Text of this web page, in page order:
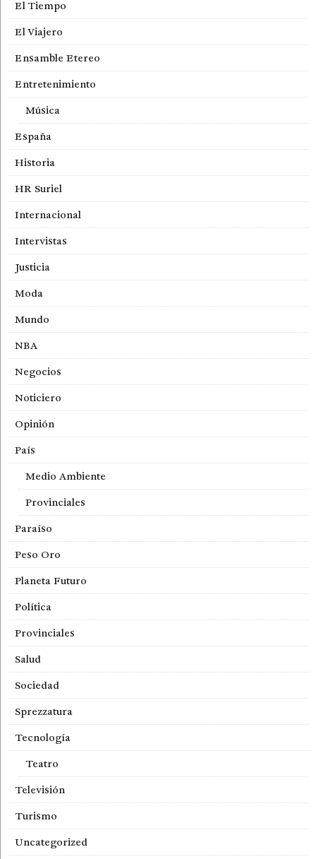
El Tiempo
El Viajero
Ensamble Etereo
Entretenimiento
Música
España
Historia
HR Suriel
Internacional
Intervistas
Justicia
Moda
Mundo
NBA
Negocios
Noticiero
Opinión
País
Medio Ambiente
Provinciales
Paraíso
Peso Oro
Planeta Futuro
Política
Provinciales
Salud
Sociedad
Sprezzatura
Tecnología
Teatro
Televisión
Turismo
Uncategorized